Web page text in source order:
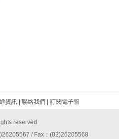
資訊 聯絡我們 訂閱電子報
reserved
/ Fax：(02)26205568